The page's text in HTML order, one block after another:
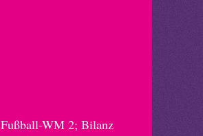
Fußball-WM 2; Bilanz